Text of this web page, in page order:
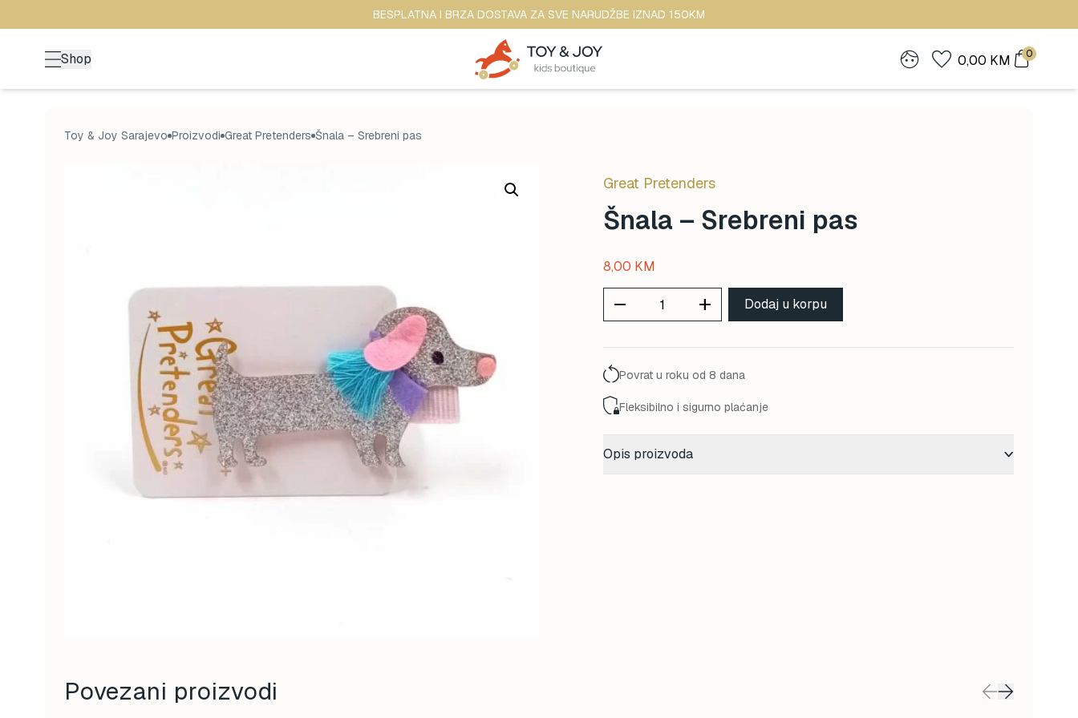
BESPLATNA I BRZA DOSTAVA ZA SVE NARUDŽBE IZNAD 150KM
Shop 0,00 KM 0
Toy & Joy Sarajevo Proizvodi Great Pretenders Šnala – Srebreni pas
Great Pretenders
Šnala – Srebreni pas
8,00 KM
remove add Dodaj u korpu
Povrat u roku od 8 dana
Fleksibilno i sigurno plaćanje
Opis proizvoda
Povezani proizvodi